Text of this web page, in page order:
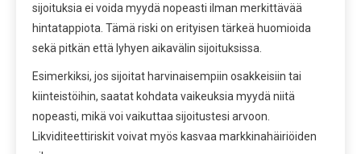
sijoituksia ei voida myydä nopeasti ilman merkittävää
hintatappiota. Tämä riski on erityisen tärkeä huomioida
sekä pitkän että lyhyen aikavälin sijoituksissa.
Esimerkiksi, jos sijoitat harvinaisempiin osakkeisiin tai
kiinteistöihin, saatat kohdata vaikeuksia myydä niitä
nopeasti, mikä voi vaikuttaa sijoitustesi arvoon.
Likviditeettiriskit voivat myös kasvaa markkinahäiriöiden